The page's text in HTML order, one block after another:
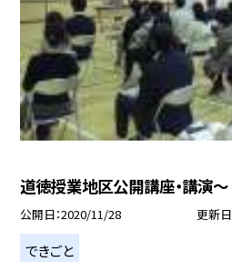
道徳授業地区公開講座・講演〜
公開日 2020/11/28 更新日
できごと